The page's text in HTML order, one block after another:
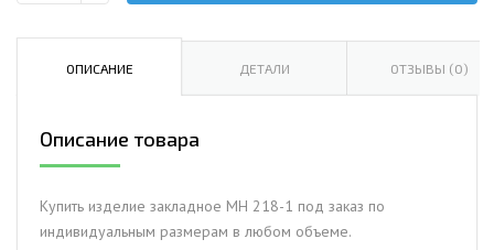
закладное
ОПИСАНИЕ ДЕТАЛИ ОТЗЫВЫ (0)
Описание товара
Купить изделие закладное МН 218-1 под заказ по
индивидуальным размерам в любом объеме.